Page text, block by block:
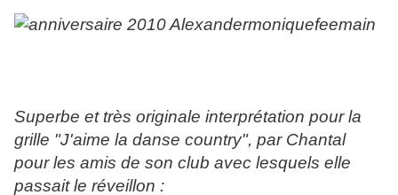
Superbe et très originale interprétation pour la
grille "J'aime la danse country", par Chantal
pour les amis de son club avec lesquels elle
passait le réveillon :